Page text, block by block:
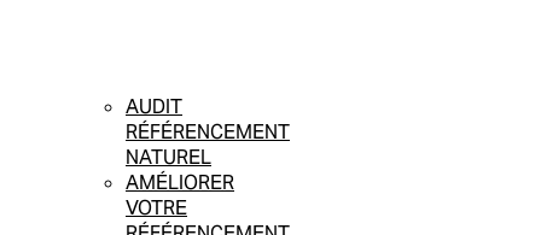
AUDIT
RÉFÉRENCEMENT
NATUREL
AMÉLIORER
VOTRE